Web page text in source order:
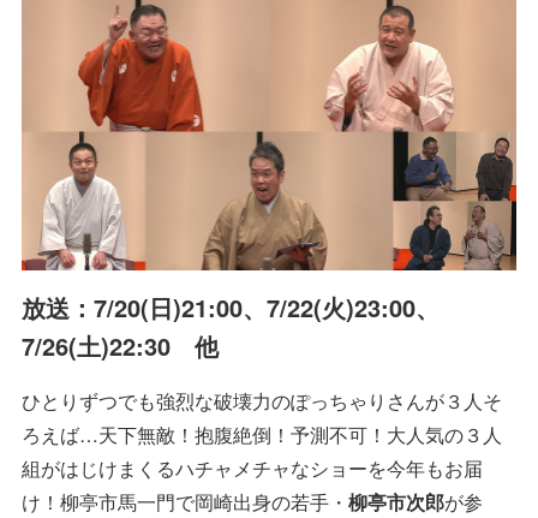
放送：7/20(日)21:00、7/22(火)23:00、
7/26(土)22:30 他
ひとりずつでも強烈な破壊力のぽっちゃりさんが３人そ
ろえば…天下無敵！抱腹絶倒！予測不可！大人気の３人
組がはじけまくるハチャメチャなショーを今年もお届
け！柳亭市馬一門で岡崎出身の若手・柳亭市次郎が参